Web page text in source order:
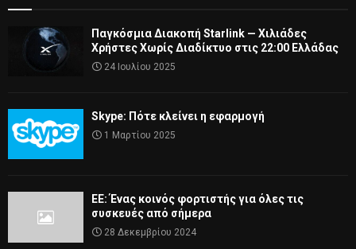
Παγκόσμια Διακοπή Starlink — Χιλιάδες
Χρήστες Χωρίς Διαδίκτυο στις 22:00 Ελλάδας
24 Ιουλίου 2025
Skype: Πότε κλείνει η εφαρμογή
1 Μαρτίου 2025
ΕΕ: Ένας κοινός φορτιστής για όλες τις
συσκευές από σήμερα
28 Δεκεμβρίου 2024